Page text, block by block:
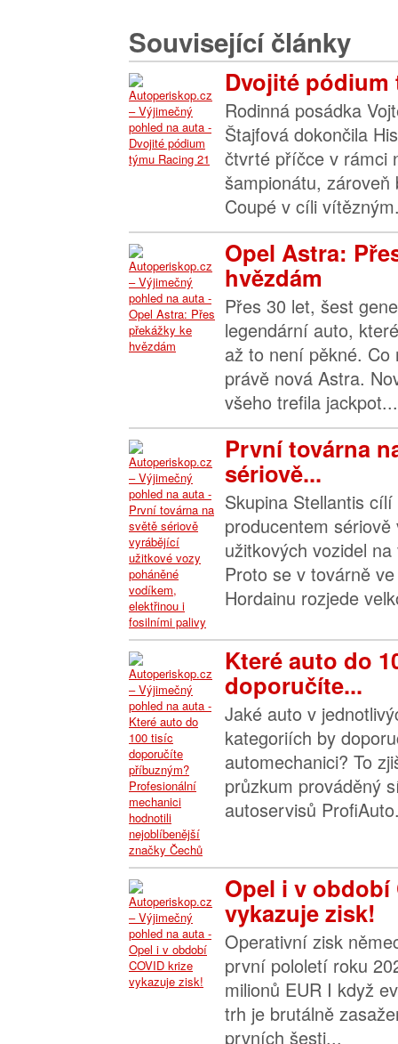
Související články
Dvojité pódium
Rodinná posádka
Štajfová dokončila
čtvrté příčce v rámci
šampionátu,
Coupé v cíli
Opel Astra:
hvězdám
Přes 30 let, šest
legendární auto,
až to není pěkné. Co
právě nová Astra.
všeho trefila
První továrna
sériově...
Skupina Stellantis
producentem sériově
užitkových vozidel
Proto se v továrně
Hordainu rozjede
Které auto do
doporučíte...
Jaké auto v
kategoriích by
automechanici? To
průzkum prováděný
autoservisů
Opel i v období
vykazuje zisk!
Operativní zisk
první pololetí roku
milionů EUR I když
trh je brutálně
prvních šesti...